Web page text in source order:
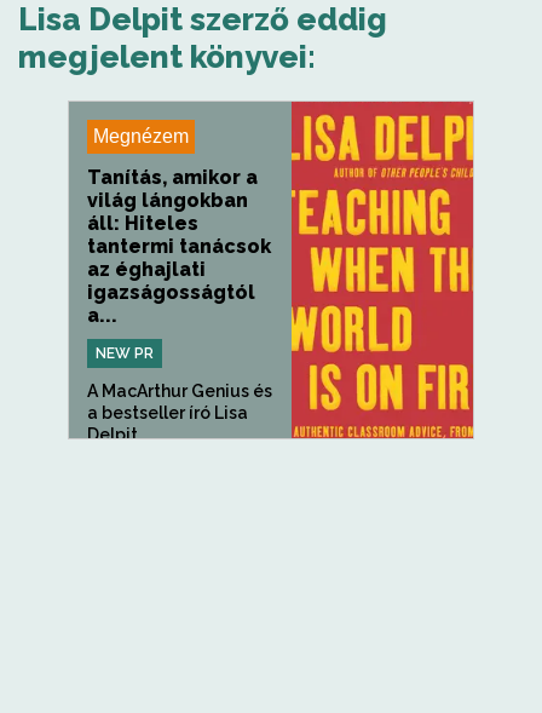
Lisa Delpit szerző eddig
megjelent könyvei:
Megnézem
Tanítás, amikor a
világ lángokban
áll: Hiteles
tantermi tanácsok
az éghajlati
igazságosságtól
a...
NEW PR
A MacArthur Genius és
a bestseller író Lisa
Delpit...